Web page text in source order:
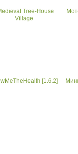
Tree-House
Village
[1.6.2]